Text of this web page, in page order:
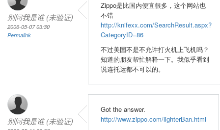
别问我是谁 (未验证)
2006-05-07 03:30
Permalink
Zippo是比国内便宜很多，这个网站也
不错
http://knifexx.com/SearchResult.aspx?
CategoryID=86
不过美国不是不允许打火机上飞机吗？
知道的朋友帮忙解释一下。我似乎看到
说连托运都不可以的。
别问我是谁 (未验证)
Got the answer.
http://www.zippo.com/lighterBan.html